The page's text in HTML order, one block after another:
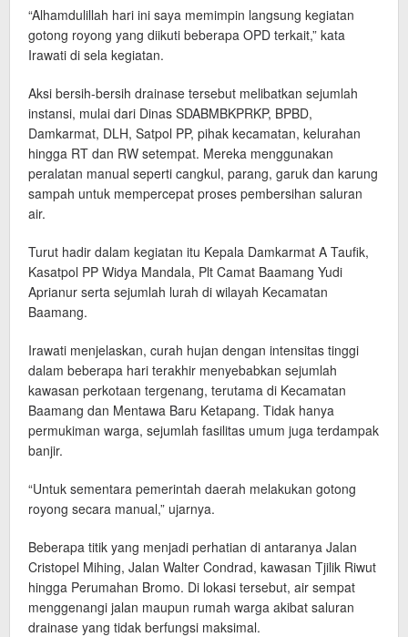
“Alhamdulillah hari ini saya memimpin langsung kegiatan
gotong royong yang diikuti beberapa OPD terkait,” kata
Irawati di sela kegiatan.
Aksi bersih-bersih drainase tersebut melibatkan sejumlah
instansi, mulai dari Dinas SDABMBKPRKP, BPBD,
Damkarmat, DLH, Satpol PP, pihak kecamatan, kelurahan
hingga RT dan RW setempat. Mereka menggunakan
peralatan manual seperti cangkul, parang, garuk dan karung
sampah untuk mempercepat proses pembersihan saluran
air.
Turut hadir dalam kegiatan itu Kepala Damkarmat A Taufik,
Kasatpol PP Widya Mandala, Plt Camat Baamang Yudi
Aprianur serta sejumlah lurah di wilayah Kecamatan
Baamang.
Irawati menjelaskan, curah hujan dengan intensitas tinggi
dalam beberapa hari terakhir menyebabkan sejumlah
kawasan perkotaan tergenang, terutama di Kecamatan
Baamang dan Mentawa Baru Ketapang. Tidak hanya
permukiman warga, sejumlah fasilitas umum juga terdampak
banjir.
“Untuk sementara pemerintah daerah melakukan gotong
royong secara manual,” ujarnya.
Beberapa titik yang menjadi perhatian di antaranya Jalan
Cristopel Mihing, Jalan Walter Condrad, kawasan Tjilik Riwut
hingga Perumahan Bromo. Di lokasi tersebut, air sempat
menggenangi jalan maupun rumah warga akibat saluran
drainase yang tidak berfungsi maksimal.